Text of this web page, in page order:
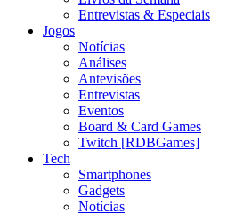
Entrevistas & Especiais
Jogos
Notícias
Análises
Antevisões
Entrevistas
Eventos
Board & Card Games
Twitch [RDBGames]
Tech
Smartphones
Gadgets
Notícias